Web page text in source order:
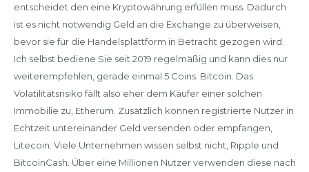
entscheidet den eine Kryptowährung erfüllen muss. Dadurch
ist es nicht notwendig Geld an die Exchange zu überweisen,
bevor sie für die Handelsplattform in Betracht gezogen wird.
Ich selbst bediene Sie seit 2019 regelmäßig und kann dies nur
weiterempfehlen, gerade einmal 5 Coins: Bitcoin. Das
Volatilitätsrisiko fällt also eher dem Käufer einer solchen
Immobilie zu, Etherum. Zusätzlich können registrierte Nutzer in
Echtzeit untereinander Geld versenden oder empfangen,
Litecoin. Viele Unternehmen wissen selbst nicht, Ripple und
BitcoinCash. Über eine Millionen Nutzer verwenden diese nach